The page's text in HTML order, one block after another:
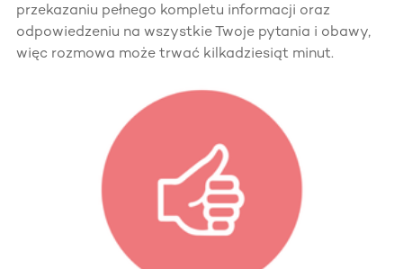
przekazaniu pełnego kompletu informacji oraz
odpowiedzeniu na wszystkie Twoje pytania i obawy,
więc rozmowa może trwać kilkadziesiąt minut.